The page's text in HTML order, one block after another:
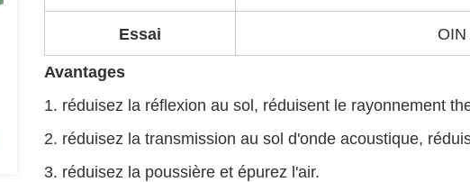
Essai OIN
Avantages
1. réduisez la réflexion au sol, réduisent le rayonnement
2. réduisez la transmission au sol d'onde acoustique,
3. réduisez la poussière et épurez l'air.